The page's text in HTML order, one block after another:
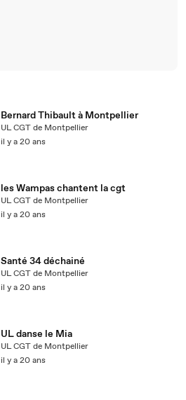
Bernard Thibault à Montpellier
UL CGT de Montpellier
il y a 20 ans
les Wampas chantent la cgt
UL CGT de Montpellier
il y a 20 ans
Santé 34 déchainé
UL CGT de Montpellier
il y a 20 ans
UL danse le Mia
UL CGT de Montpellier
il y a 20 ans